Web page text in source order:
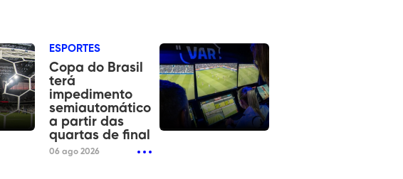
ESPORTES
Copa do Brasil
terá
impedimento
semiautomático
a partir das
quartas de final
06 ago 2026